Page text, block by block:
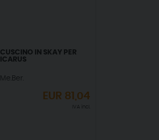
CUSCINO IN SKAY PER
ICARUS
Me.Ber.
EUR 81,04
IVA incl.